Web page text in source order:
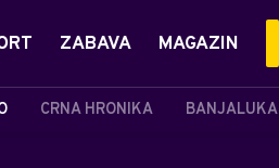
CRNA HRONIKA BANJALUKA
ZABAVA MAGAZIN